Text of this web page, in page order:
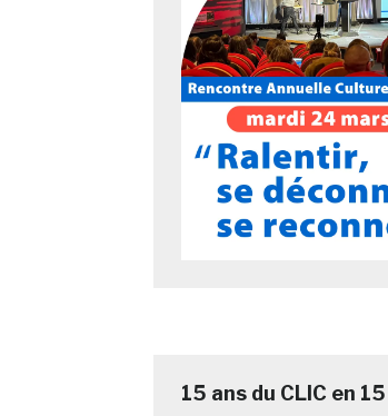
15 ans du CLIC en